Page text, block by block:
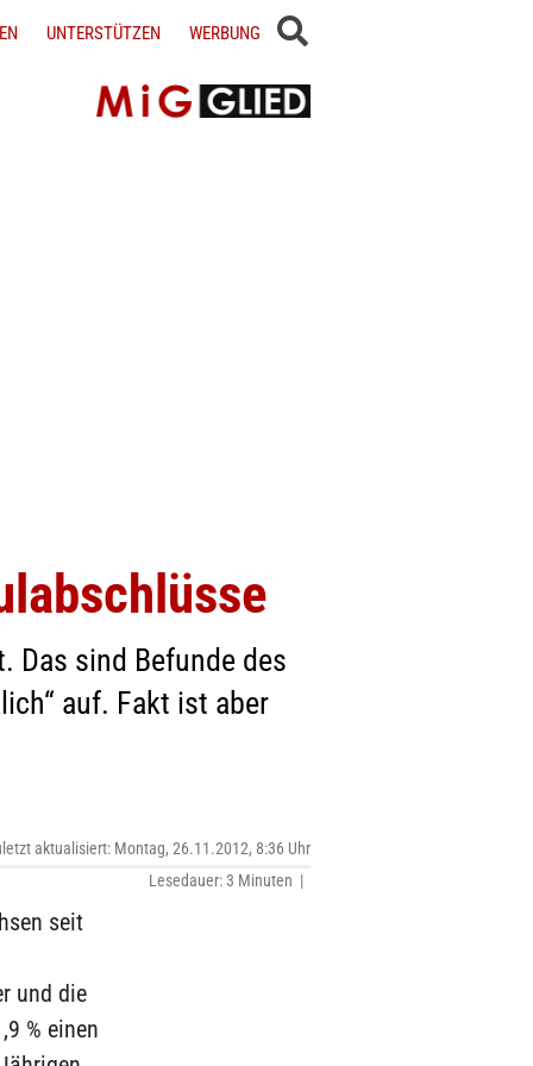
UNTERSTÜTZEN WERBUNG
Das sind Befunde des
auf. Fakt ist aber
aktualisiert: Montag, 26.11.2012, 8:36 Uhr
Lesedauer: 3 Minuten |
seit
und die
% einen